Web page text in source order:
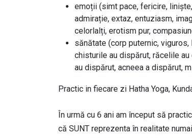
emoții (simt pace, fericire,
admirație, extaz, entuziasm,
celorlalți, erotism pur,
sănătate (corp puternic,
chisturile au dispărut, răcelile
au dispărut, acneea a dispărut,
Practic in fiecare zi Hatha Yoga,
În urmă cu 6 ani am început să
că SUNT reprezenta în realitate